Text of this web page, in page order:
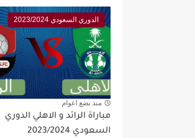
الدوري السعودي 2023/2024
منذ بضع اعوام
مباراة الرائد و الاهلي الدوري
السعودي 2023/2024